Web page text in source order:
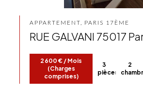
APPARTEMENT, PARIS 17ÈME
RUE GALVANI 75017
2 600 € / Mois
(Charges
comprises)
3
pièces
2